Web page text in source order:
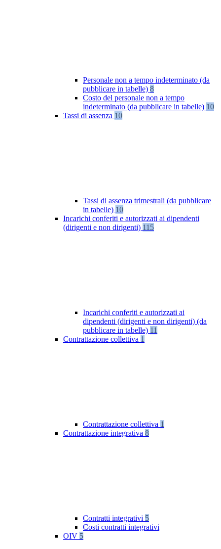
Personale non a tempo indeterminato (da
pubblicare in tabelle) 8
Costo del personale non a tempo
indeterminato (da pubblicare in tabelle) 10
Tassi di assenza 10
Tassi di assenza trimestrali (da pubblicare
in tabelle) 10
Incarichi conferiti e autorizzati ai dipendenti
(dirigenti e non dirigenti) 115
Incarichi conferiti e autorizzati ai
dipendenti (dirigenti e non dirigenti) (da
pubblicare in tabelle) 11
Contrattazione collettiva 1
Contrattazione collettiva 1
Contrattazione integrativa 8
Contratti integrativi 5
Costi contratti integrativi
OIV 5